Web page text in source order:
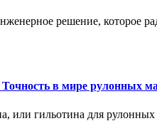
решение, которое
в мире рулонных
или гильотина для